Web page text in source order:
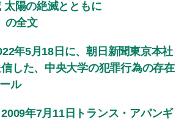
太陽の絶滅とともに
の全文
年5月18日に、朝日新聞東京本社
した、中央大学の犯罪行為の存在
ル
2009年7月11日トランス・アバンギ